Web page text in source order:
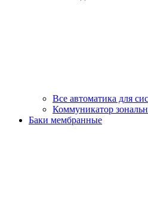
Все автоматика для
Коммуникатор
Баки мембранные